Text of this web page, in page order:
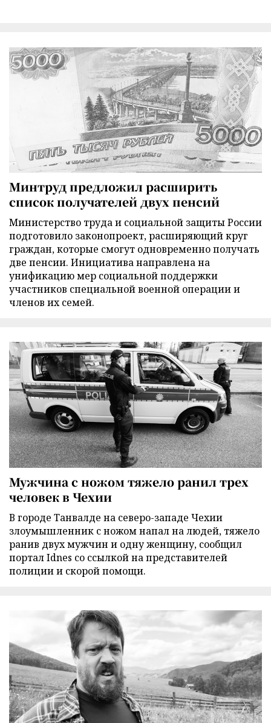
Минтруд предложил расширить
список получателей двух пенсий
Министерство труда и социальной защиты России
подготовило законопроект, расширяющий круг
граждан, которые смогут одновременно получать
две пенсии. Инициатива направлена на
унификацию мер социальной поддержки
участников специальной военной операции и
членов их семей.
Мужчина с ножом тяжело ранил трех
человек в Чехии
В городе Танвалде на северо-западе Чехии
злоумышленник с ножом напал на людей, тяжело
ранив двух мужчин и одну женщину, сообщил
портал Idnes со ссылкой на представителей
полиции и скорой помощи.